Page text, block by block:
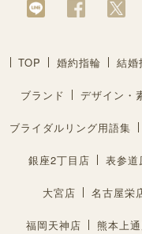
TOP 婚約指輪 結婚
ブランド デザイン・
ブライダルリング用語集
銀座2丁目店 表参道
大宮店 名古屋栄
福岡天神店 熊本上